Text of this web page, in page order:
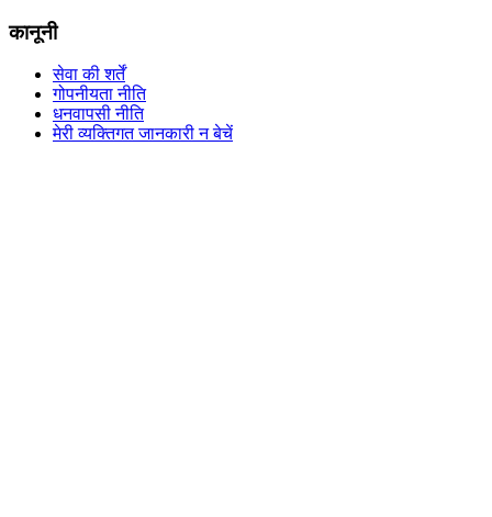
कानूनी
सेवा की शर्तें
गोपनीयता नीति
धनवापसी नीति
मेरी व्यक्तिगत जानकारी न बेचें